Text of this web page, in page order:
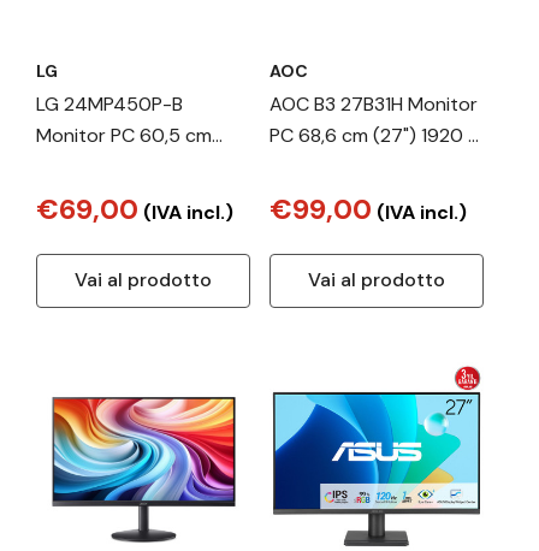
LG
LG 24MP450P-B
Monitor PC 60,5 cm
Full HD LED Nero
€69,00 (IVA incl.)
Vai al prodotto
AOC
AOC B3 27B31H Monitor
PC 68,6 cm (27") 1920 x
€99,00 (IVA incl.)
Vai al prodotto